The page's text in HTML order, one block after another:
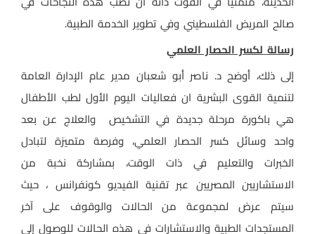
صالح المريض الفلسطيني وفي تطوير الخدمة الطبية.
رسالة لكسر الحصار العلمي
إلى ذلك، أوضح د. ناصر أبو شعبان مدير عام الإدارة العامة
لتنمية القوى البشرية ان فعاليات اليوم الأول لطب الأطفال
هي باكورة مرحلة جديدة في التشخيصوالعلاج عن بعد
واحد وسائل كسر الحصار العلمي، وفرصة متميزة لتبادل
الخبرات والتعليم في ذات الوقت، بمشاركة نخبة من
الاستشاريين المصريين عبر تقنية الفيديو كونفرانس ، حيث
سيتم عرض لمجموعة من الحالات والوقوف على آخر
المستجدات الطبية والاستشارات في هذه الحالات للوصول إلى